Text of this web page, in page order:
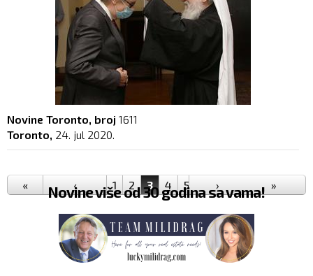
Novine Toronto, broj 1611
Toronto, 24. jul 2020.
Pages
« ‹ 1 2 3 4 5 9 …
› »
Novine više od 30 godina sa vama!